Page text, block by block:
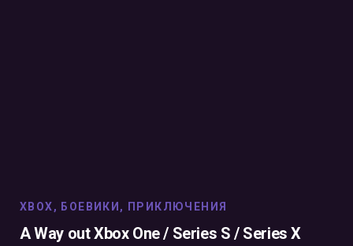
XBOX, БОЕВИКИ, ПРИКЛЮЧЕНИЯ
A Way out Xbox One / Series S / Series X